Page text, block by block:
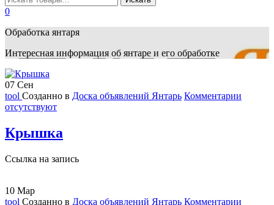
0
Обработка янтаря
Интересная информация об янтаре и его обработке
07 Сен
tool Созданно в Доска объявлений Янтарь Комментарии
отсутствуют
Крышка
Ссылка на запись
10 Мар
tool Созданно в Доска объявлений Янтарь Комментарии